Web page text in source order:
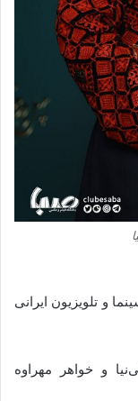
۲۱ آبان ۱۳۶۵) بازیگر سینما و تلویزیون ایرانی
و خواهر مهراوه